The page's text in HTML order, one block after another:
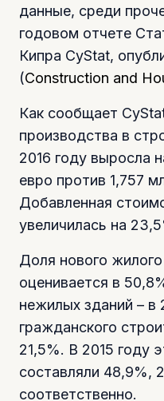
данные, среди
годовом отчете
Кипра CyStat,
(Construction and
Как сообщает
производства в
2016 году выросла
евро против 1,757
Добавленная
увеличилась на
Доля нового
оценивается в
нежилых зданий – в
гражданского
21,5%. В 2015 году
составляли 48,9%,
соответственно.